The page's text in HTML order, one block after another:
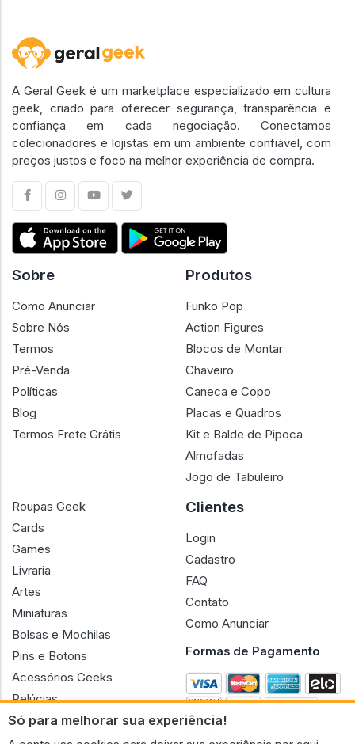
Só para melhorar sua experiência!
A Geral Geek é um marketplace especializado em cultura
geek, criado para oferecer segurança, transparência e
confiança em cada negociação. Conectamos
colecionadores e lojistas em um ambiente confiável, com
preços justos e foco na melhor experiência de compra.
Sobre
Como Anunciar
Sobre Nós
Termos
Pré-Venda
Políticas
Blog
Termos Frete Grátis
Produtos
Funko Pop
Action Figures
Blocos de Montar
Chaveiro
Caneca e Copo
Placas e Quadros
Kit e Balde de Pipoca
Almofadas
Jogo de Tabuleiro
Roupas Geek
Cards
Games
Livraria
Artes
Miniaturas
Bolsas e Mochilas
Pins e Botons
Acessórios Geeks
Pelúcias
Bonecas
Clientes
Login
Cadastro
FAQ
Contato
Como Anunciar
Formas de Pagamento